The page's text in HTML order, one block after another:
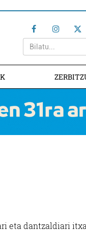
eta dantzaldiari